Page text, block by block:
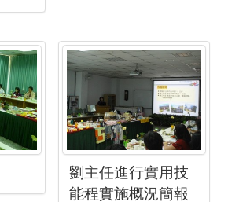
劉主任進行實用技
能程實施概況簡報